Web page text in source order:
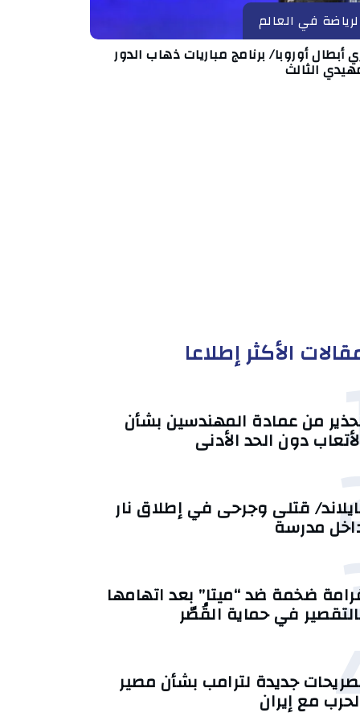
في العالم
أبطال أوروبا/ برنامج مباريات ذهاب الدور
الثالث
الأكثر إطلاعا
من عمادة المهندسين بشأن
دون الحد الأدنى
قتلى وجرحى في إطلاق نار
مدرسة
ضخمة ضد “ميتا” بعد اتهامها
في حماية القُصّر
جديدة لترامب بشأن مصير
مع إيران